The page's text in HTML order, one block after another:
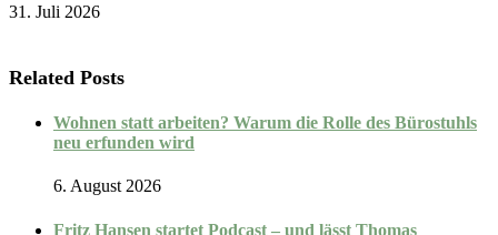
31. Juli 2026
Related Posts
Wohnen statt arbeiten? Warum die Rolle des Bürostuhls
neu erfunden wird
6. August 2026
Fritz Hansen startet Podcast – und lässt Thomas